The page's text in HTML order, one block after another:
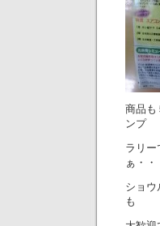
商品も
ンプ
ラリー
ぁ・・
ショウ
も